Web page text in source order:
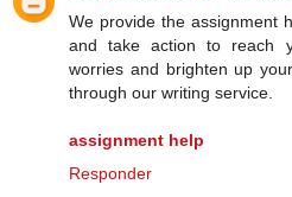
We provide the assignment
and take action to reach
worries and brighten up
through our writing service.
assignment help
Responder